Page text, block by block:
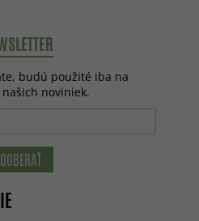
budú použité iba na
noviniek.